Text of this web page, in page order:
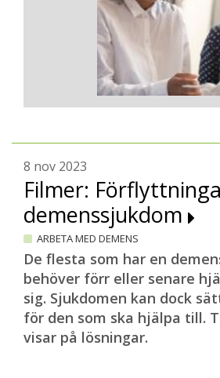
8 nov 2023
Filmer:
demenssjukdom
ARBETA MED DEMENS
De flesta som har en
behöver förr eller senare
sig. Sjukdomen kan dock
för den som ska hjälpa till.
visar på lösningar.